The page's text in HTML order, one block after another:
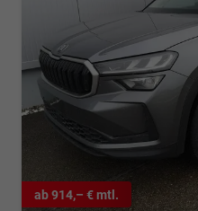
ab 914,– € mtl.